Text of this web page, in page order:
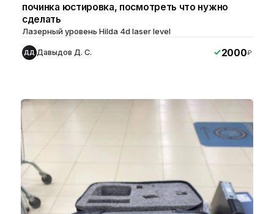
починка юстировка, посмотреть что нужно
сделать
Лазерный уровень Hilda 4d laser level
ДД Давыдов Д. С. 2000₽